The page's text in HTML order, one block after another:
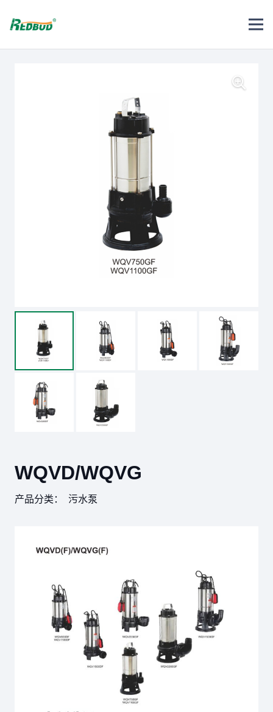
WQVD/WQVG
产品分类： 污水泵